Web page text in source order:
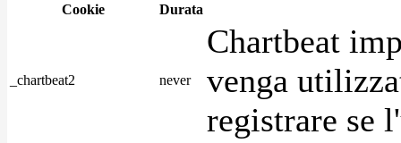
Cookie Durata
_chartbeat2 never
Chartbeat
venga
registrare se